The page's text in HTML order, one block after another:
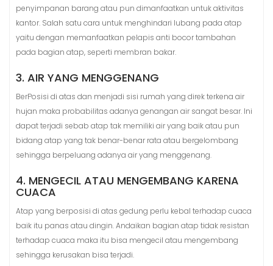
penyimpanan barang atau pun dimanfaatkan untuk aktivitas
kantor. Salah satu cara untuk menghindari lubang pada atap
yaitu dengan memanfaatkan pelapis anti bocor tambahan
pada bagian atap, seperti membran bakar.
3. AIR YANG MENGGENANG
BerPosisi di atas dan menjadi sisi rumah yang direk terkena air
hujan maka probabilitas adanya genangan air sangat besar. Ini
dapat terjadi sebab atap tak memiliki air yang baik atau pun
bidang atap yang tak benar-benar rata atau bergelombang
sehingga berpeluang adanya air yang menggenang.
4. MENGECIL ATAU MENGEMBANG KARENA
CUACA
Atap yang berposisi di atas gedung perlu kebal terhadap cuaca
baik itu panas atau dingin. Andaikan bagian atap tidak resistan
terhadap cuaca maka itu bisa mengecil atau mengembang
sehingga kerusakan bisa terjadi.